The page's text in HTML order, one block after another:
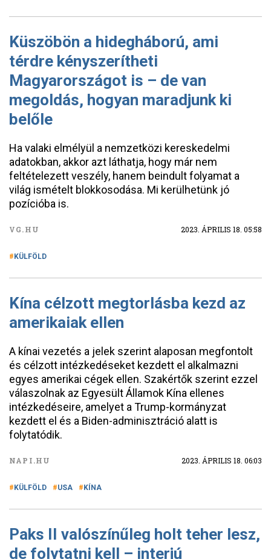
Küszöbön a hidegháború, ami
térdre kényszerítheti
Magyarországot is – de van
megoldás, hogyan maradjunk ki
belőle
Ha valaki elmélyül a nemzetközi kereskedelmi
adatokban, akkor azt láthatja, hogy már nem
feltételezett veszély, hanem beindult folyamat a
világ ismételt blokkosodása. Mi kerülhetünk jó
pozícióba is.
VG.HU 2023. ÁPRILIS 18. 05:58
KÜLFÖLD
Kína célzott megtorlásba kezd az
amerikaiak ellen
A kínai vezetés a jelek szerint alaposan megfontolt
és célzott intézkedéseket kezdett el alkalmazni
egyes amerikai cégek ellen. Szakértők szerint ezzel
válaszolnak az Egyesült Államok Kína ellenes
intézkedéseire, amelyet a Trump-kormányzat
kezdett el és a Biden-adminisztráció alatt is
folytatódik.
NAPI.HU 2023. ÁPRILIS 18. 06:03
KÜLFÖLD USA KÍNA
Paks II valószínűleg holt teher lesz,
de folytatni kell – interjú